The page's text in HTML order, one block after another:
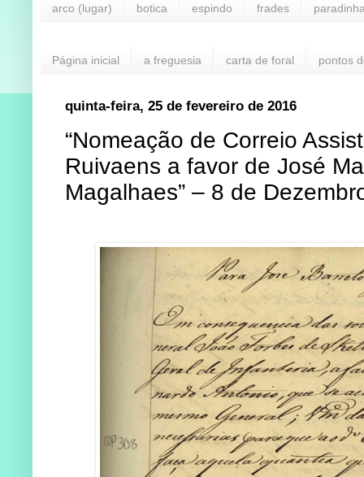
arco (lugar) botica espindo frades
Página inicial a freguesia carta de foral pontos
quinta-feira, 25 de fevereiro de 2016
“Nomeação de Correio
Ruivaens a favor de José
Magalhaes” – 8 de